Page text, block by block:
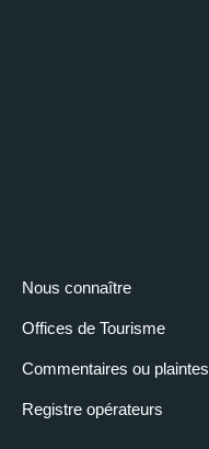
Nous connaître
Offices de Tourisme
Commentaires ou plaintes
Registre opérateurs